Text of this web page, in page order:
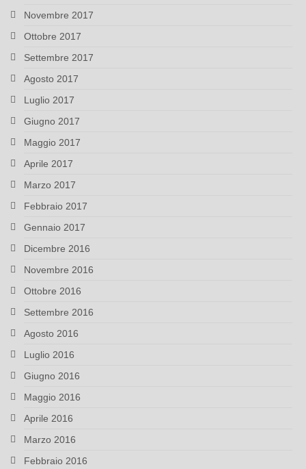
Novembre 2017
Ottobre 2017
Settembre 2017
Agosto 2017
Luglio 2017
Giugno 2017
Maggio 2017
Aprile 2017
Marzo 2017
Febbraio 2017
Gennaio 2017
Dicembre 2016
Novembre 2016
Ottobre 2016
Settembre 2016
Agosto 2016
Luglio 2016
Giugno 2016
Maggio 2016
Aprile 2016
Marzo 2016
Febbraio 2016